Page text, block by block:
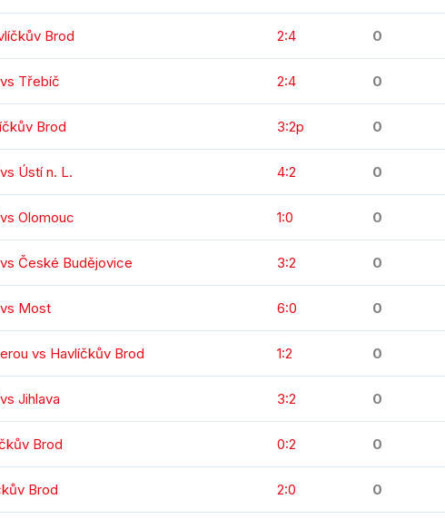
Brod 2:4 0
Třebíč 2:4 0
Brod 3:2p 0
Ústí n. L. 4:2 0
Olomouc 1:0 0
České Budějovice 3:2 0
Most 6:0 0
vs Havlíčkův Brod 1:2 0
Jihlava 3:2 0
Brod 0:2 0
Brod 2:0 0